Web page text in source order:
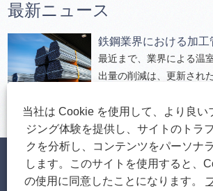
最新ニュース
鉄鋼業界における加
最近まで、業界による温
出量の削減は、更新され
ることによって顧客に還
家 私たちについて 製品 ニュース
お問い合わせを送信 お問い合わせ リンク
当社は Cookie を使用して、より良い
ジング体験を提供し、サイトのトラ
クを分析し、コンテンツをパーソナ
します。このサイトを使用すると、
の使用に同意したことになります。